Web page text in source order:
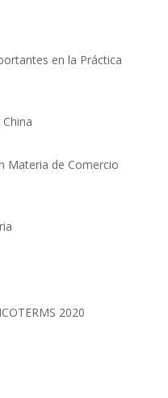
en la Práctica
Materia de Comercio
2020